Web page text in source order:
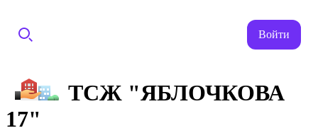
Войти
ТСЖ "ЯБЛОЧКОВА
17"